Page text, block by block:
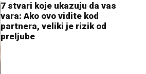
7 stvari koje ukazuju da vas
vara: Ako ovo vidite kod
partnera, veliki je rizik od
preljube